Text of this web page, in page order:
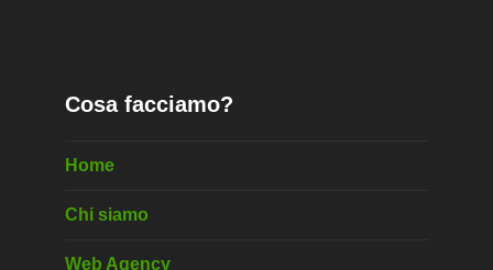
Cosa facciamo?
Home
Chi siamo
Web Agency